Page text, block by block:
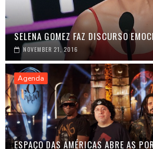
SELENA GOMEZ FAZ DISCURSO
NOVEMBER 21, 2016
Agenda
ESPAÇO DAS AMÉRICAS ABRE AS